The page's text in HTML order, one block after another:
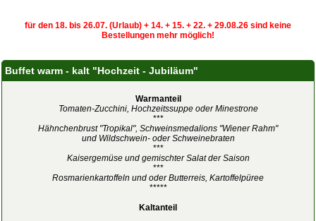
für den 18. bis 26.07. (Urlaub) + 14. + 15. + 22. + 29.08.26 sind keine
Bestellungen mehr möglich!
Buffet warm - kalt "Hochzeit - Jubiläum"
Warmanteil
Tomaten-Zucchini, Hochzeitssuppe oder Minestrone
***
Hähnchenbrust "Tropikal", Schweinsmedalions "Wiener Rahm"
und Wildschwein- oder Schweinebraten
***
Kaisergemüse und gemischter Salat der Saison
***
Rosmarienkartoffeln und oder Butterreis, Kartoffelpüree
*****
Kaltanteil